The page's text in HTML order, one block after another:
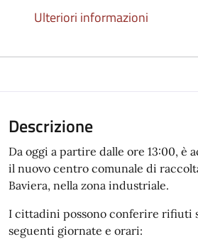
Ulteriori informazioni
Descrizione
Da oggi a partire dalle ore 13:00, è
il nuovo centro comunale di
Baviera, nella zona industriale.
I cittadini possono conferire rifiuti
seguenti giornate e orari: